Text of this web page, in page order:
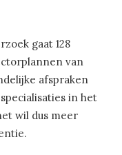
gaat 128
van
afspraken
in het
wil dus meer